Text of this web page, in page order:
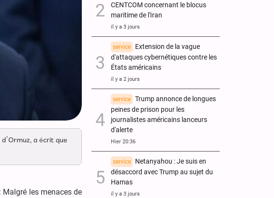
a écrit que
Malgré les menaces de
CENTCOM concernant le blocus
maritime de l'Iran
il y a 3 jours
service
Extension de la vague
d'attaques cybernétiques contre les
États américains
il y a 2 jours
service
Trump annonce de longues
peines de prison pour les
journalistes américains lanceurs
d'alerte
Hier 20:36
service
Netanyahou : Je suis en
désaccord avec Trump au sujet du
Hamas
il y a 3 jours